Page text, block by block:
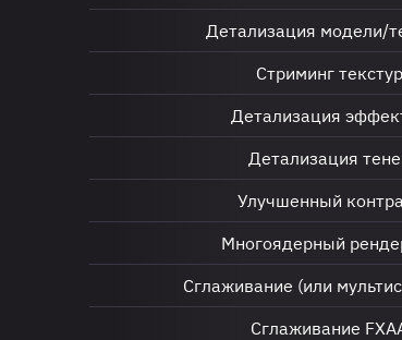
Детализация модели/
Стриминг текстур
Детализация
Детализация
Улучшенный
Многоядерный
Сглаживание (или
Сглаживание